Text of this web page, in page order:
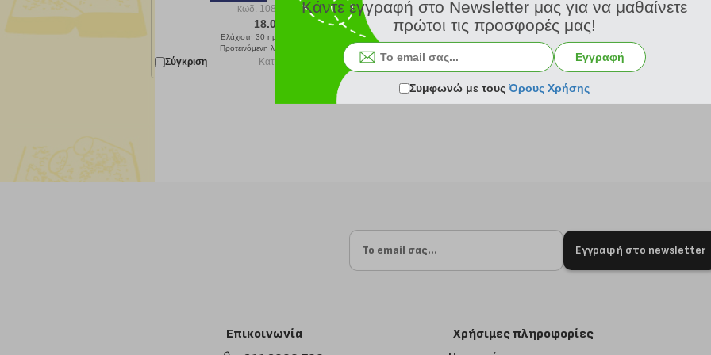
κωδ. 108213657
18.01 €
Ελάχιστη 30 ημερών 20.01 €
Προτεινόμενη λιανική 20.01 €
Σύγκριση Κατόπιν παραγγελίας από 24/8
κωδ.108201377
18.01 €
Ελάχιστη 30 ημερών 20.01 €
Προτεινόμενη λιανική 20.01 €
Σύγκριση Κατόπιν παραγγελίας από 24/8
Εγγραφή στο newsletter
Επικοινωνία
Χρήσιμες πληροφορίες
Κάντε εγγραφή στο Newsletter μας για να μαθαίνετε
πρώτοι τις προσφορές μας!
Εγγραφή
Συμφωνώ με τουςΌρους Χρήσης